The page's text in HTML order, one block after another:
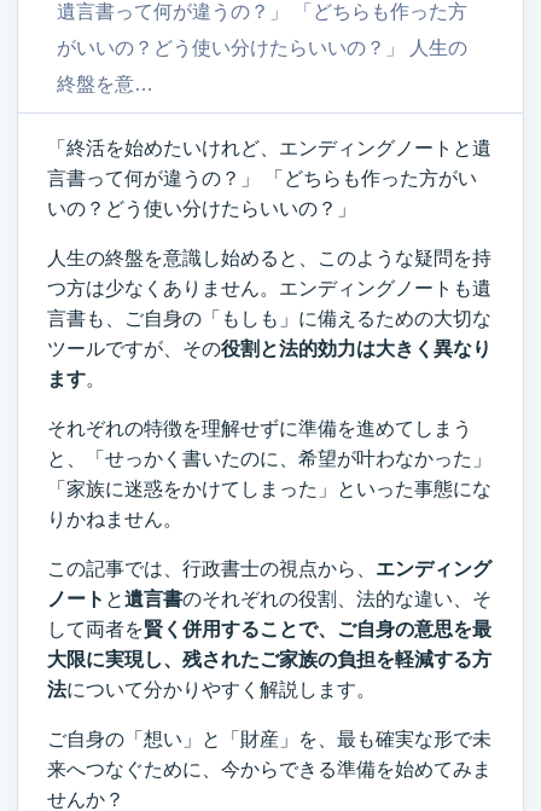
遺言書って何が違うの？」 「どちらも作った方
がいいの？どう使い分けたらいいの？」 人生の
終盤を意…
「終活を始めたいけれど、エンディングノートと遺
言書って何が違うの？」 「どちらも作った方がい
いの？どう使い分けたらいいの？」
人生の終盤を意識し始めると、このような疑問を持
つ方は少なくありません。エンディングノートも遺
言書も、ご自身の「もしも」に備えるための大切な
ツールですが、その役割と法的効力は大きく異なり
ます。
それぞれの特徴を理解せずに準備を進めてしまう
と、「せっかく書いたのに、希望が叶わなかった」
「家族に迷惑をかけてしまった」といった事態にな
りかねません。
この記事では、行政書士の視点から、 エンディング
ノート と遺言書のそれぞれの役割、法的な違い、そ
して両者を賢く併用することで、ご自身の意思を最
大限に実現し、残されたご家族の負担を軽減する方
法について分かりやすく解説します。
ご自身の「想い」と「財産」を、最も確実な形で未
来へつなぐために、今からできる準備を始めてみま
せんか？